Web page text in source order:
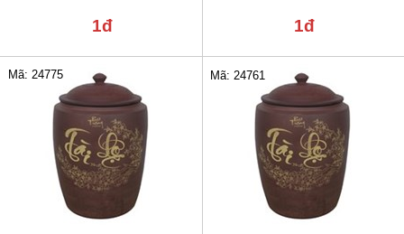
1đ 1đ
Mã: 24775 Mã: 24761